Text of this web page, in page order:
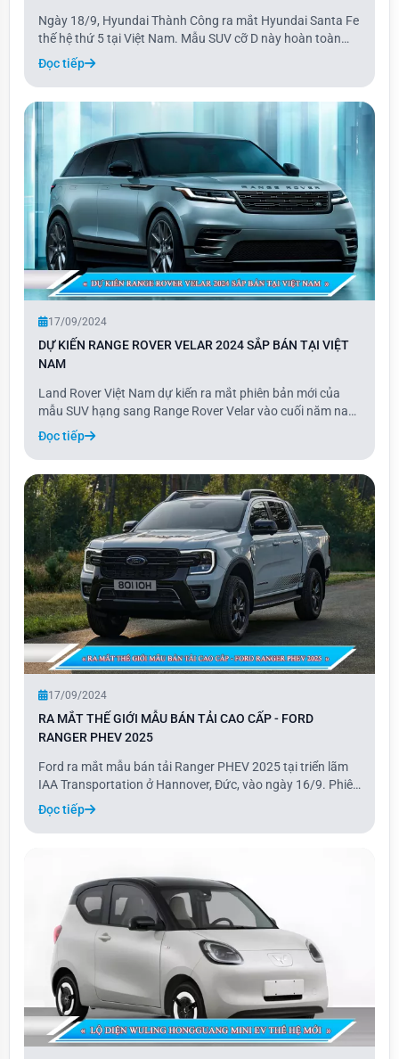
Ngày 18/9, Hyundai Thành Công ra mắt Hyundai Santa Fe
thế hệ thứ 5 tại Việt Nam. Mẫu SUV cỡ D này hoàn toàn
mới về thiết kế, trang bị và động cơ, không còn liên hệ với
các thế hệ trước. Santa Fe mới có 5 phiên bản từ thấp đến
cao, bao gồm: Exclusive, Pres
Đọc tiếp
17/09/2024
DỰ KIẾN RANGE ROVER VELAR 2024 SẮP BÁN TẠI VIỆT
NAM
Land Rover Việt Nam dự kiến ra mắt phiên bản mới của
mẫu SUV hạng sang Range Rover Velar vào cuối năm nay,
tuy nhiên thời gian cụ thể chưa được tiết lộ. Velar 2024 sẽ
có ba phiên bản gồm S, Dynamic SE, và Dynamic HSE.
Ngoài ra, khách hàng còn có thể tùy c
Đọc tiếp
17/09/2024
RA MẮT THẾ GIỚI MẪU BÁN TẢI CAO CẤP - FORD
RANGER PHEV 2025
Ford ra mắt mẫu bán tải Ranger PHEV 2025 tại triển lãm
IAA Transportation ở Hannover, Đức, vào ngày 16/9. Phiên
bản plug-in hybrid này có tổng công suất 275 mã lực và
phạm vi hoạt động 45 km ở chế độ thuần điện. Ranger
PHEV vẫn giữ nguyên khả năng kéo, tả
Đọc tiếp